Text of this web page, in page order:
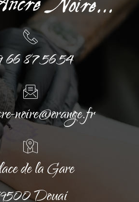
66 87 56 54
noire@orange.fr
de la Gare